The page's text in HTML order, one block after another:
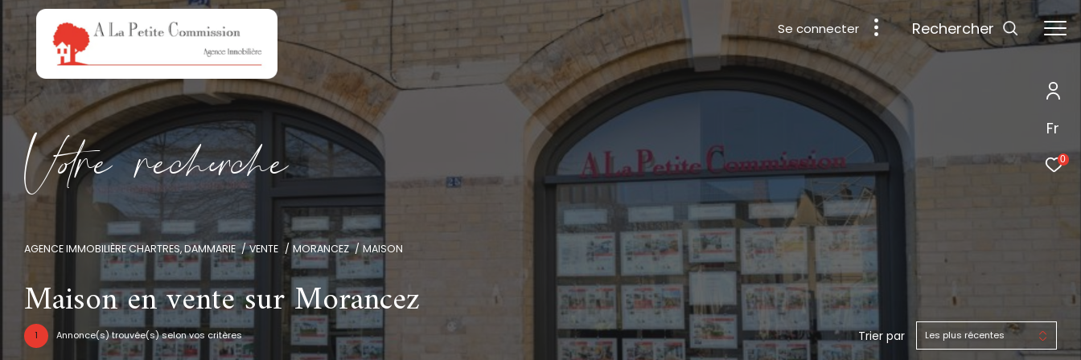
Fr
0
Se connecter rechercher
Vore recece
AGENCE IMMOBILIÈRE CHARTRES, DAMMARIE VENTE MORANCEZ MAISON
Maison en vente sur Morancez
1 Annonce(s) trouvée(s) selon vos critères Trier par Les plus récentes